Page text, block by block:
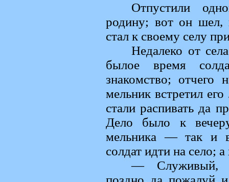
Отпустили
родину; вот он шел,
стал к своему селу
Недалеко от
былое время
знакомство; отчего
мельник встретил
стали распивать да
Дело было к
мельника — так и
солдат идти на село;
— Служивый,